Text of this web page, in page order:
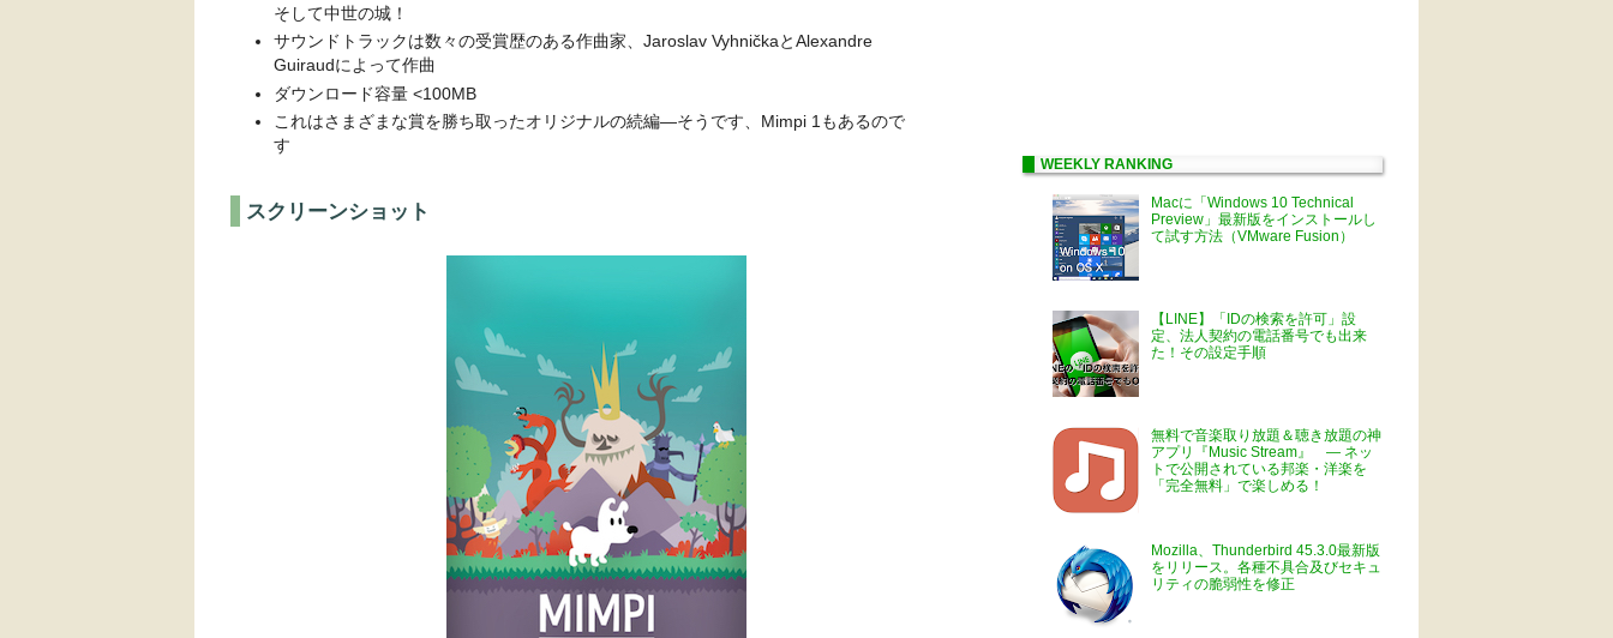
そして中世の城！
サウンドトラックは数々の受賞歴のある作曲家、Jaroslav VyhničkaとAlexandre
Guiraudによって作曲
ダウンロード容量 <100MB
これはさまざまな賞を勝ち取ったオリジナルの続編—そうです、Mimpi 1もあるので
す
スクリーンショット
WEEKLY RANKING
Macに「Windows 10 Technical
Preview」最新版をインストールし
て試す方法（VMware Fusion）
【LINE】「IDの検索を許可」設
定、法人契約の電話番号でも出来
た！その設定手順
無料で音楽取り放題＆聴き放題の神
アプリ『Music Stream』 ― ネッ
トで公開されている邦楽・洋楽を
「完全無料」で楽しめる！
Mozilla、Thunderbird 45.3.0最新版
をリリース。各種不具合及びセキュ
リティの脆弱性を修正